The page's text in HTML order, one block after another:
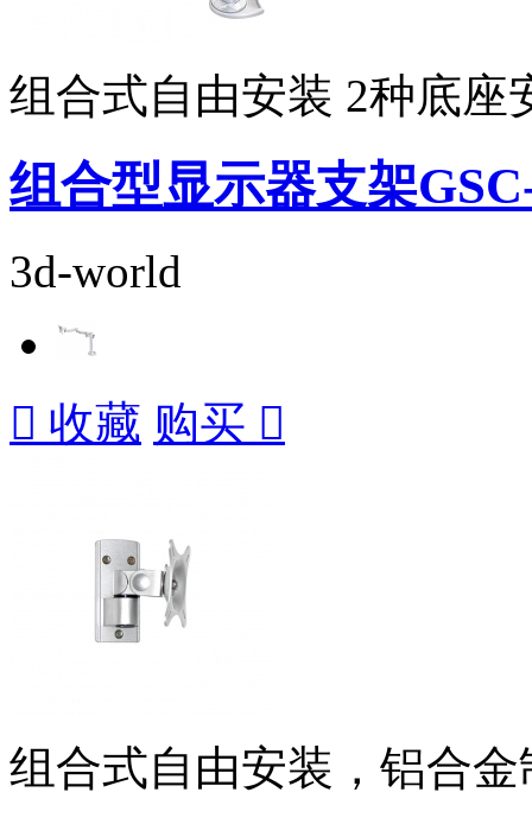
组合式自由安装 2种底座
组合型显示器支架
3d-world
 收藏 购买 
组合式自由安装，铝合